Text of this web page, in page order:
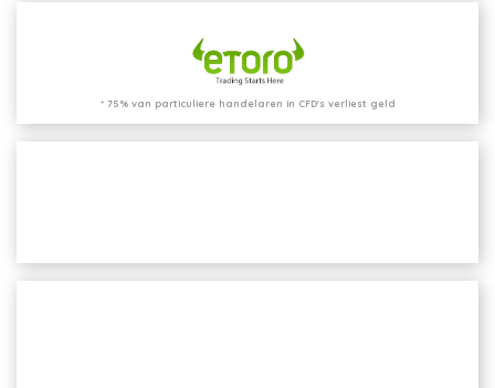
* 75% van particuliere handelaren in CFD's verliest geld